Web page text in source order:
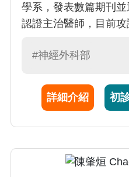
學系，發表數篇期刊
認證主治醫師，目前攻
#神經外科部
詳細介紹 初